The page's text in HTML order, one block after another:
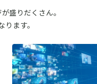
盛りだくさん。
ます。